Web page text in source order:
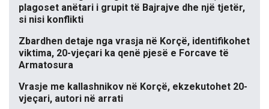
plagoset anëtari i grupit të Bajrajve dhe një tjetër,
si nisi konflikti
Zbardhen detaje nga vrasja në Korçë, identifikohet
viktima, 20-vjeçari ka qenë pjesë e Forcave të
Armatosura
Vrasje me kallashnikov në Korçë, ekzekutohet 20-
vjeçari, autori në arrati